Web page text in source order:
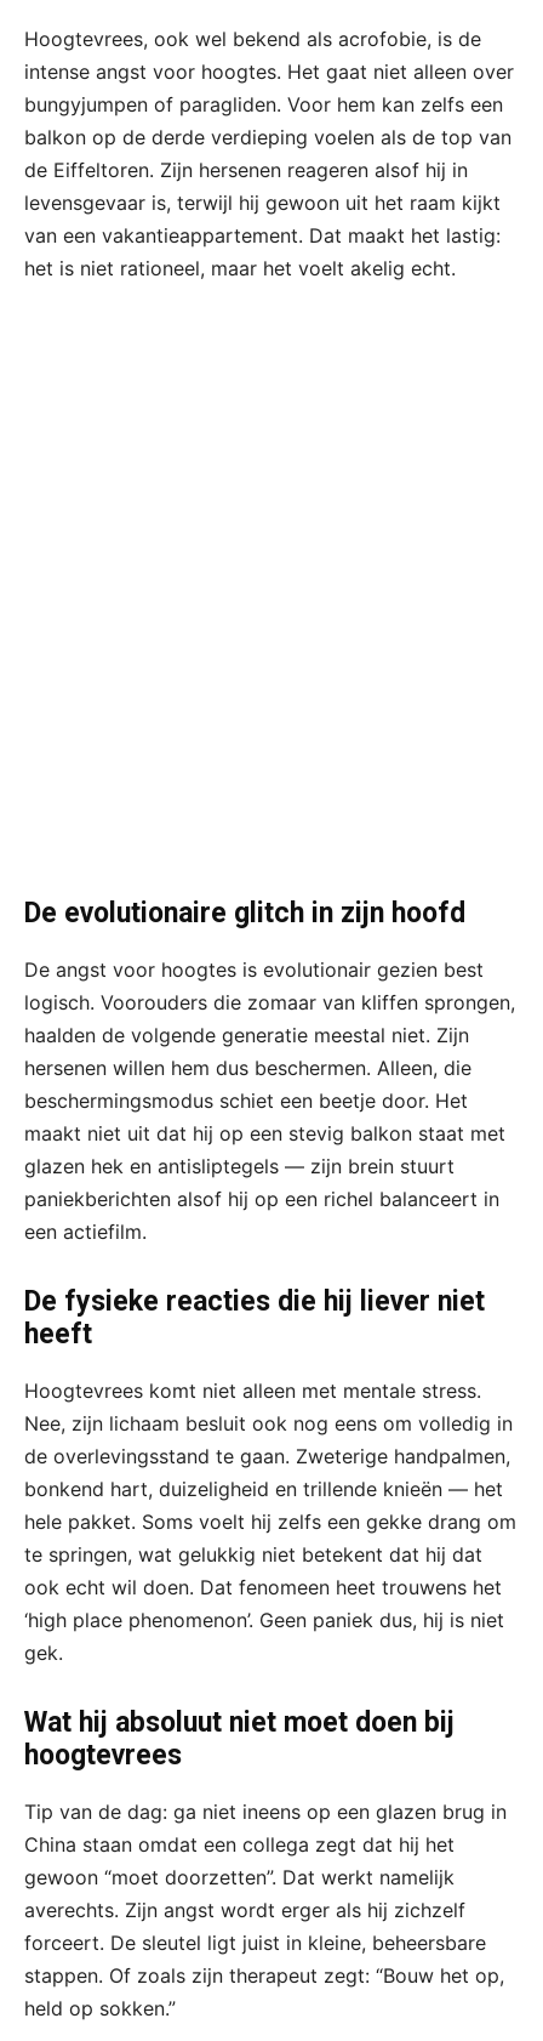
Hoogtevrees, ook wel bekend als acrofobie, is de
intense angst voor hoogtes. Het gaat niet alleen over
bungyjumpen of paragliden. Voor hem kan zelfs een
balkon op de derde verdieping voelen als de top van
de Eiffeltoren. Zijn hersenen reageren alsof hij in
levensgevaar is, terwijl hij gewoon uit het raam kijkt
van een vakantieappartement. Dat maakt het lastig:
het is niet rationeel, maar het voelt akelig echt.
De evolutionaire glitch in zijn hoofd
De angst voor hoogtes is evolutionair gezien best
logisch. Voorouders die zomaar van kliffen sprongen,
haalden de volgende generatie meestal niet. Zijn
hersenen willen hem dus beschermen. Alleen, die
beschermingsmodus schiet een beetje door. Het
maakt niet uit dat hij op een stevig balkon staat met
glazen hek en antisliptegels — zijn brein stuurt
paniekberichten alsof hij op een richel balanceert in
een actiefilm.
De fysieke reacties die hij liever niet
heeft
Hoogtevrees komt niet alleen met mentale stress.
Nee, zijn lichaam besluit ook nog eens om volledig in
de overlevingsstand te gaan. Zweterige handpalmen,
bonkend hart, duizeligheid en trillende knieën — het
hele pakket. Soms voelt hij zelfs een gekke drang om
te springen, wat gelukkig niet betekent dat hij dat
ook echt wil doen. Dat fenomeen heet trouwens het
‘high place phenomenon’. Geen paniek dus, hij is niet
gek.
Wat hij absoluut niet moet doen bij
hoogtevrees
Tip van de dag: ga niet ineens op een glazen brug in
China staan omdat een collega zegt dat hij het
gewoon “moet doorzetten”. Dat werkt namelijk
averechts. Zijn angst wordt erger als hij zichzelf
forceert. De sleutel ligt juist in kleine, beheersbare
stappen. Of zoals zijn therapeut zegt: “Bouw het op,
held op sokken.”